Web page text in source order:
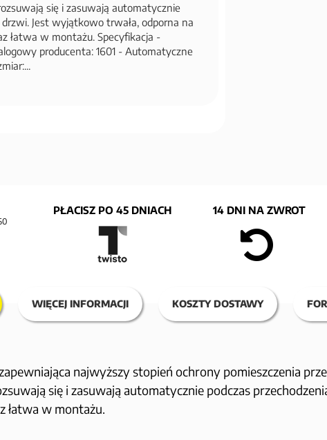
się i zasuwają automatycznie
Jest wyjątkowo trwała, odporna na
łatwa w montażu. Specyfikacja -
producenta: 1601 - Automatyczne
PŁACISZ PO 45 DNIACH 14 DNI NA ZWROT
WIĘCEJ INFORMACJI KOSZTY DOSTAWY
najwyższy stopień ochrony pomieszczenia
się i zasuwają automatycznie podczas
łatwa w montażu.